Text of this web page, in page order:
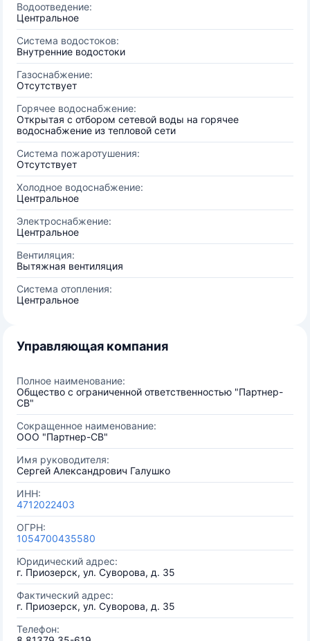
Водоотведение:
Центральное
Система водостоков:
Внутренние водостоки
Газоснабжение:
Отсутствует
Горячее водоснабжение:
Открытая с отбором сетевой воды на горячее
водоснабжение из тепловой сети
Система пожаротушения:
Отсутствует
Холодное водоснабжение:
Центральное
Электроснабжение:
Центральное
Вентиляция:
Вытяжная вентиляция
Система отопления:
Центральное
Управляющая компания
Полное наименование:
Общество с ограниченной ответственностью "Партнер-
СВ"
Сокращенное наименование:
ООО "Партнер-СВ"
Имя руководителя:
Сергей Александрович Галушко
ИНН:
4712022403
ОГРН:
1054700435580
Юридический адрес:
г. Приозерск, ул. Суворова, д. 35
Фактический адрес:
г. Приозерск, ул. Суворова, д. 35
Телефон: